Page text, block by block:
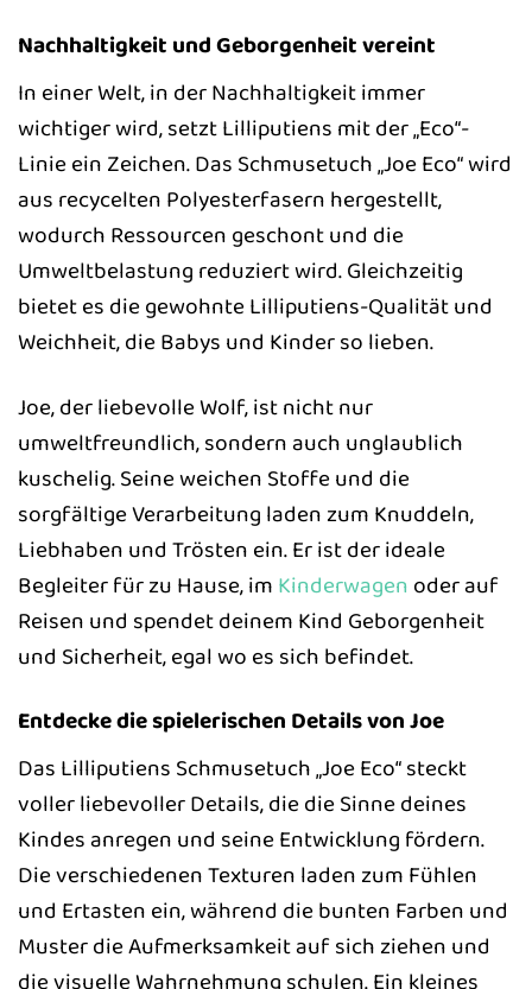
Nachhaltigkeit und Geborgenheit vereint
In einer Welt, in der Nachhaltigkeit immer
wichtiger wird, setzt Lilliputiens mit der „Eco“-
Linie ein Zeichen. Das Schmusetuch „Joe Eco“ wird
aus recycelten Polyesterfasern hergestellt,
wodurch Ressourcen geschont und die
Umweltbelastung reduziert wird. Gleichzeitig
bietet es die gewohnte Lilliputiens-Qualität und
Weichheit, die Babys und Kinder so lieben.
Joe, der liebevolle Wolf, ist nicht nur
umweltfreundlich, sondern auch unglaublich
kuschelig. Seine weichen Stoffe und die
sorgfältige Verarbeitung laden zum Knuddeln,
Liebhaben und Trösten ein. Er ist der ideale
Begleiter für zu Hause, im Kinderwagen oder auf
Reisen und spendet deinem Kind Geborgenheit
und Sicherheit, egal wo es sich befindet.
Entdecke die spielerischen Details von Joe
Das Lilliputiens Schmusetuch „Joe Eco“ steckt
voller liebevoller Details, die die Sinne deines
Kindes anregen und seine Entwicklung fördern.
Die verschiedenen Texturen laden zum Fühlen
und Ertasten ein, während die bunten Farben und
Muster die Aufmerksamkeit auf sich ziehen und